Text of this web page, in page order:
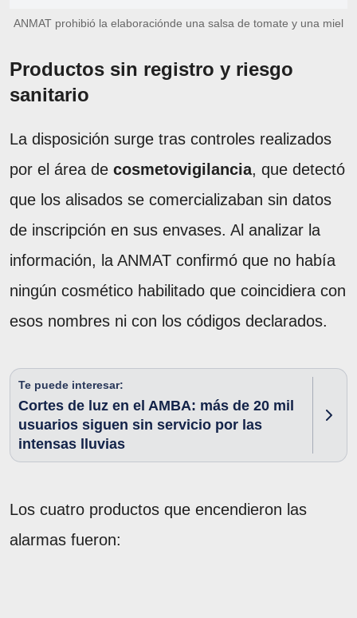
ANMAT prohibió la elaboraciónde una salsa de tomate y una miel
Productos sin registro y riesgo
sanitario
La disposición surge tras controles realizados
por el área de cosmetovigilancia, que detectó
que los alisados se comercializaban sin datos
de inscripción en sus envases. Al analizar la
información, la ANMAT confirmó que no había
ningún cosmético habilitado que coincidiera con
esos nombres ni con los códigos declarados.
Te puede interesar:
Cortes de luz en el AMBA: más de 20 mil
usuarios siguen sin servicio por las
intensas lluvias
Los cuatro productos que encendieron las
alarmas fueron: